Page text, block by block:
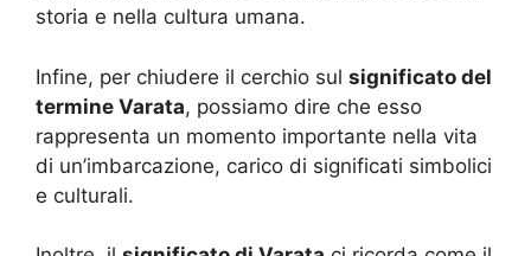
storia e nella cultura umana.
Infine, per chiudere il cerchio sul significato del
termine Varata, possiamo dire che esso
rappresenta un momento importante nella vita
di un’imbarcazione, carico di significati simbolici
e culturali.